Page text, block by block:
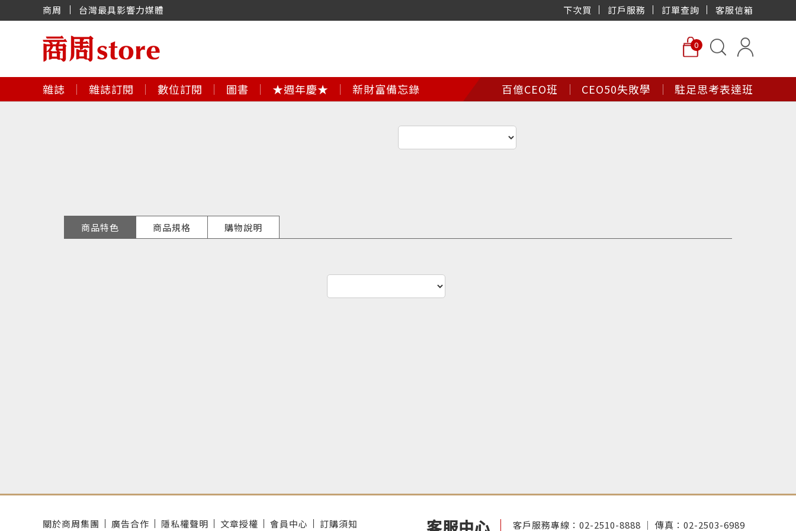
商周 台灣最具影響力媒體 下次買 訂戶服務 訂單查詢 客服信箱
0
雜誌 雜誌訂閱 數位訂閱 圖書 ★週年慶★ 新財富備忘錄 百億CEO班 CEO50失敗學 駐足思考表達班
商品特色 商品規格 購物說明
關於商周集團 廣告合作 隱私權聲明 文章授權 會員中心 訂購須知 客服中心 客戶服務專線：02-2510-8888 │ 傳真：02-2503-6989